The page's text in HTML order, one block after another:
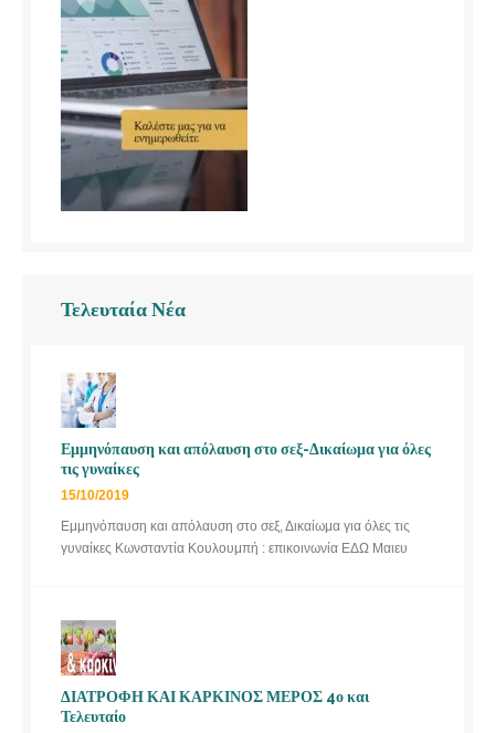
Τελευταία Νέα
Εμμηνόπαυση και απόλαυση στο σεξ-Δικαίωμα για όλες
τις γυναίκες
15/10/2019
Εμμηνόπαυση και απόλαυση στο σεξ, Δικαίωμα για όλες τις
γυναίκες Κωνσταντία Κουλουμπή : επικοινωνία ΕΔΩ Μαιευ
ΔΙΑΤΡΟΦΗ ΚΑΙ ΚΑΡΚΙΝΟΣ ΜΕΡΟΣ 4ο και
Τελευταίο